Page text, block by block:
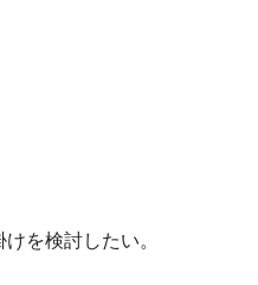
を検討したい。